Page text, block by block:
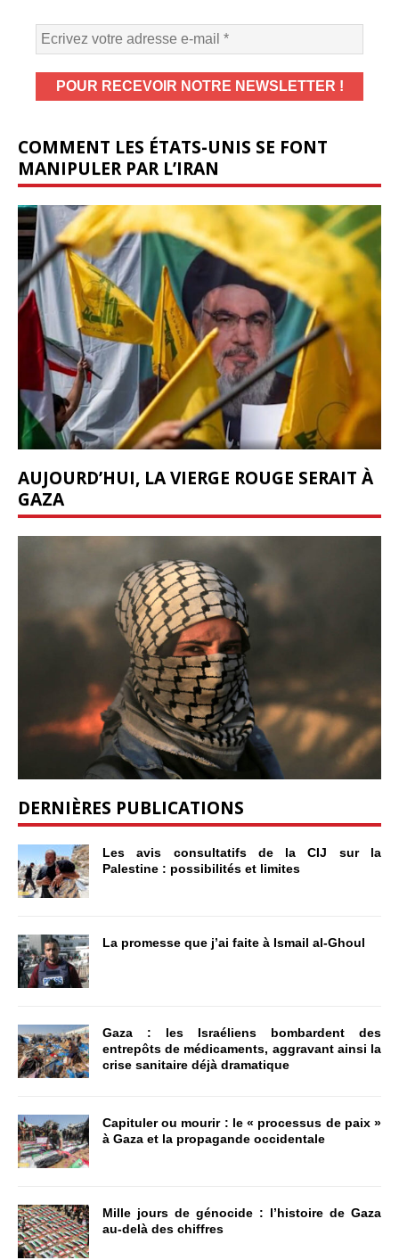
COMMENT LES ÉTATS-UNIS SE FONT
MANIPULER PAR L’IRAN
AUJOURD’HUI, LA VIERGE ROUGE SERAIT À
GAZA
DERNIÈRES PUBLICATIONS
Les avis consultatifs de la CIJ sur la
Palestine : possibilités et limites
La promesse que j’ai faite à Ismail al-Ghoul
Gaza : les Israéliens bombardent des
entrepôts de médicaments, aggravant ainsi la
crise sanitaire déjà dramatique
Capituler ou mourir : le « processus de paix »
à Gaza et la propagande occidentale
Mille jours de génocide : l’histoire de Gaza
au-delà des chiffres